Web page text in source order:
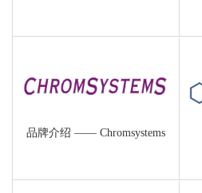
品牌介绍 —— Chromsystems